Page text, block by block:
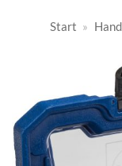
Start »